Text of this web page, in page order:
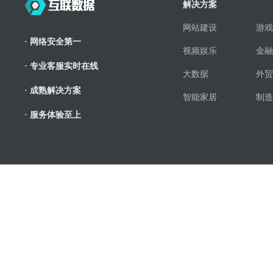
· 网络安全第一
· 专业客服实时在线
· 成熟解决方案
· 服务体验至上
解决方案
网站建设 游
视频娱乐 金
大数据 外
智能家居 制